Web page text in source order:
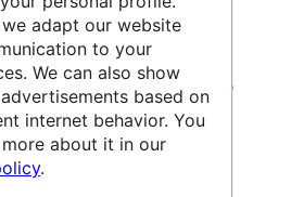
: Mécanismes biologiques,
;LS3 Biologie cellulaire,
souches et régénération
:
adapt our website
to your
We can also show
based on
internet behavior. You
about it in our
.